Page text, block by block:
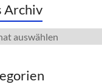
Archiv